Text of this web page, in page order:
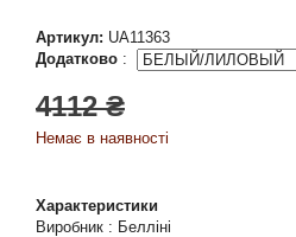
Артикул: UA11363
Додатково :
4112 ₴
Немає в наявності
Характеристики
Виробник : Белліні